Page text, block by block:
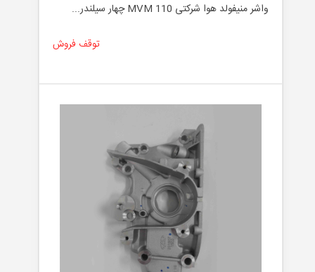
واشر منیفولد هوا شرکتی MVM 110 چهار سیلندر...
توقف فروش